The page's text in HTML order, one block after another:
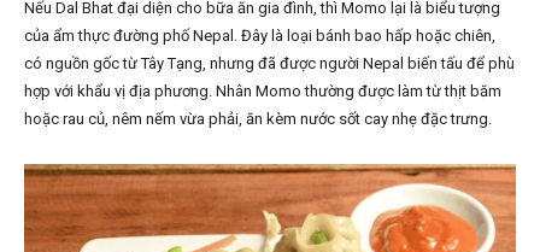
Nếu Dal Bhat đại diện cho bữa ăn gia đình, thì Momo lại là biểu tượng
của ẩm thực đường phố Nepal. Đây là loại bánh bao hấp hoặc chiên,
có nguồn gốc từ Tây Tạng, nhưng đã được người Nepal biến tấu để phù
hợp với khẩu vị địa phương. Nhân Momo thường được làm từ thịt băm
hoặc rau củ, nêm nếm vừa phải, ăn kèm nước sốt cay nhẹ đặc trưng.